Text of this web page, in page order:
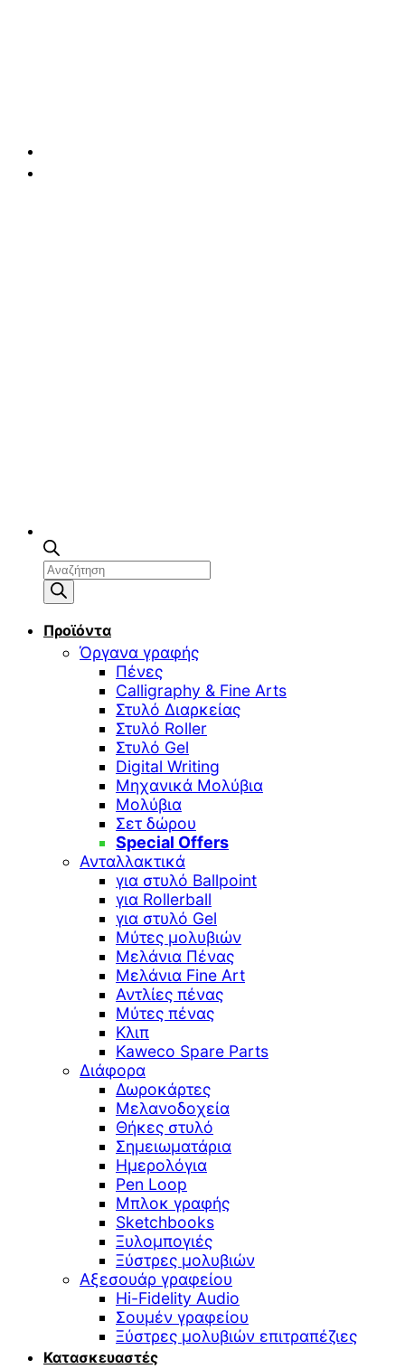
Αναζήτηση
προϊόντων
Προϊόντα
Όργανα γραφής
Πένες
Calligraphy & Fine Arts
Στυλό Διαρκείας
Στυλό Roller
Στυλό Gel
Digital Writing
Μηχανικά Μολύβια
Μολύβια
Σετ δώρου
Special Offers
Ανταλλακτικά
για στυλό Ballpoint
για Rollerball
για στυλό Gel
Μύτες μολυβιών
Μελάνια Πένας
Μελάνια Fine Art
Αντλίες πένας
Μύτες πένας
Κλιπ
Kaweco Spare Parts
Διάφορα
Δωροκάρτες
Μελανοδοχεία
Θήκες στυλό
Σημειωματάρια
Ημερολόγια
Pen Loop
Μπλοκ γραφής
Sketchbooks
Ξυλομπογιές
Ξύστρες μολυβιών
Αξεσουάρ γραφείου
Hi-Fidelity Audio
Σουμέν γραφείου
Ξύστρες μολυβιών επιτραπέζιες
Κατασκευαστές